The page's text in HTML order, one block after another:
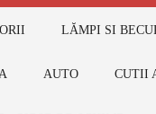
LĂMPI SI
AUTO CUTII